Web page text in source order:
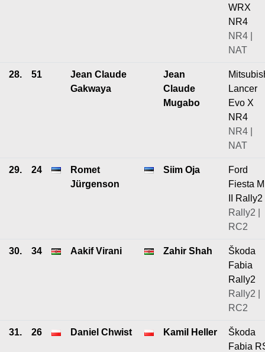
WRX
NR4
NR4 |
NAT
28. 51
Jean Claude
Gakwaya
Jean
Claude
Mugabo
Lancer
Evo X
NR4
NR4 |
NAT
29. 24
Romet
Jürgenson
Siim Oja
Ford
Fiesta
II Rally2
Rally2 |
RC2
30. 34 Aakif Virani Zahir Shah
Škoda
Fabia
Rally2
Rally2 |
RC2
31. 26 Daniel Chwist Kamil Heller
Škoda
Fabia